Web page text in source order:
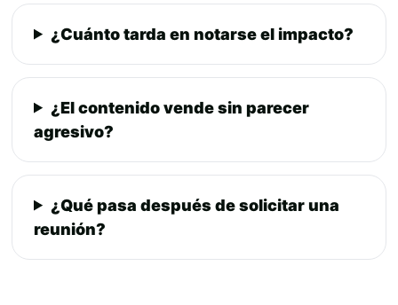
¿Cuánto tarda en notarse el impacto?
¿El contenido vende sin parecer
agresivo?
¿Qué pasa después de solicitar una
reunión?